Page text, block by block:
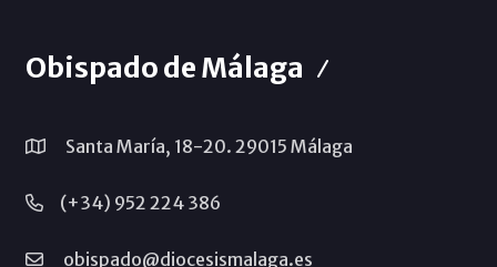
Obispado de Málaga
Santa María, 18-20. 29015 Málaga
(+34) 952 224 386
obispado@diocesismalaga.es